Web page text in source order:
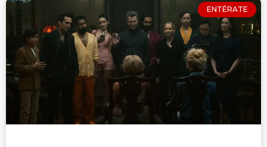
ENTÉRATE